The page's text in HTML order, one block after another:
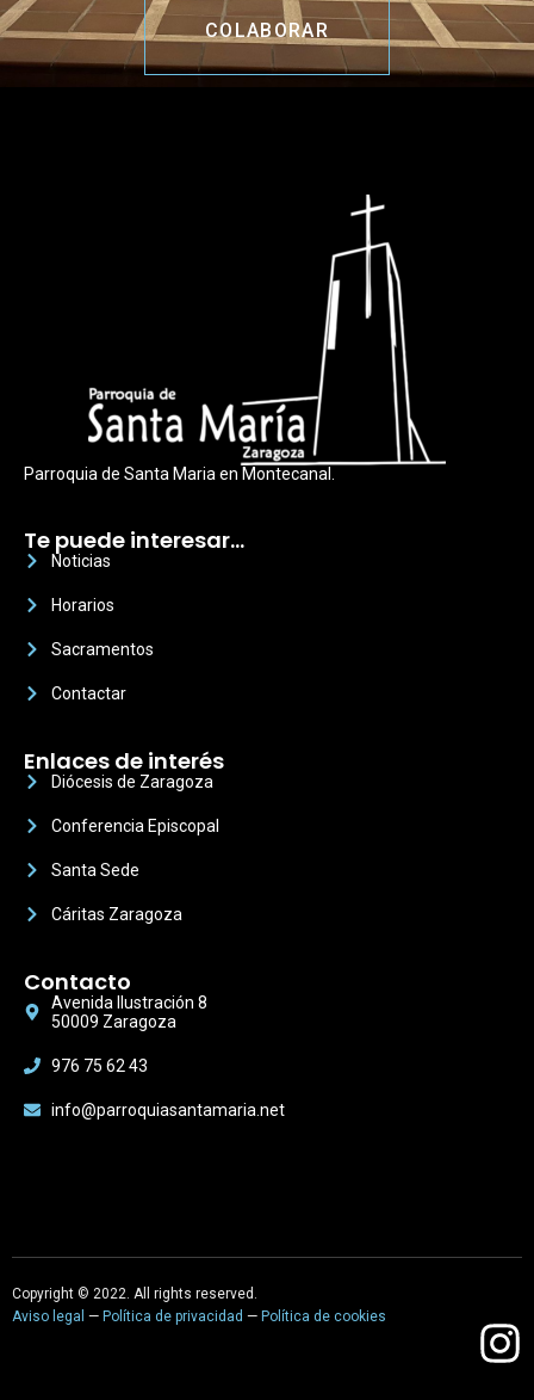
COLABORAR
Parroquia de Santa Maria en Montecanal.
Te puede interesar…
Noticias
Horarios
Sacramentos
Contactar
Enlaces de interés
Diócesis de Zaragoza
Conferencia Episcopal
Santa Sede
Cáritas Zaragoza
Contacto
Avenida Ilustración 8
50009 Zaragoza
976 75 62 43
info@parroquiasantamaria.net
Copyright © 2022. All rights reserved.
Aviso legal — Política de privacidad — Política de cookies